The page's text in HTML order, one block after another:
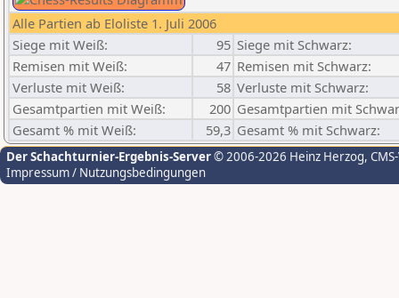
Alle Partien ab Eloliste 1. Juli 2006
Siege mit Weiß:
95 Siege mit Schwarz:
Remisen mit Weiß:
47 Remisen mit Schwarz:
Verluste mit Weiß:
58 Verluste mit Schwarz:
Gesamtpartien mit Weiß:
200 Gesamtpartien mit
Gesamt % mit Weiß:
59,3 Gesamt % mit Schwarz:
Der Schachturnier-Ergebnis-Server© 2006-2026 Heinz Herzog,
Impressum / Nutzungsbedingungen